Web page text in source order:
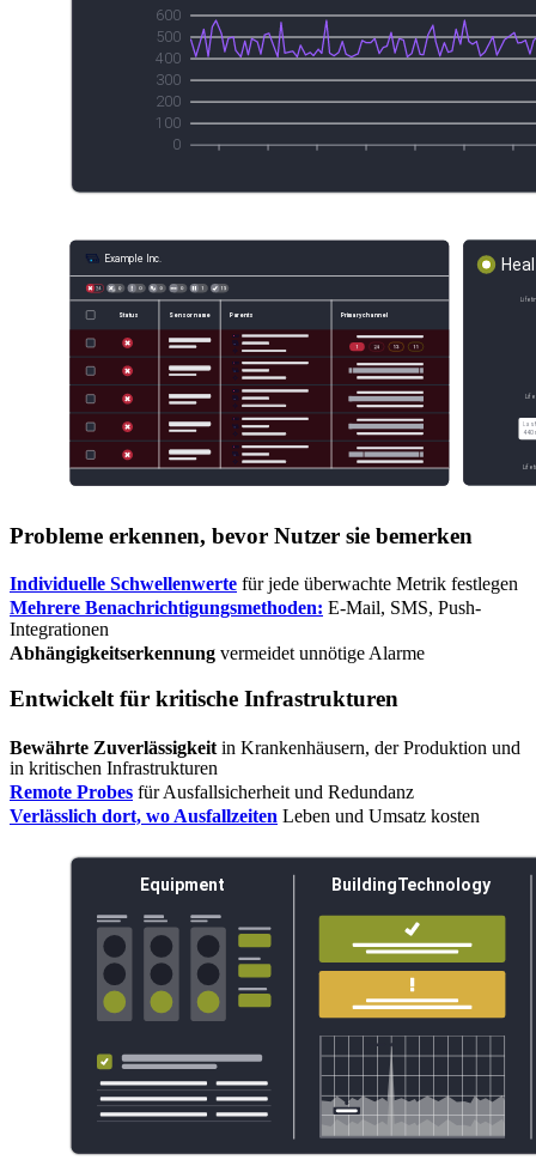
Probleme erkennen, bevor Nutzer sie bemerken
Individuelle Schwellenwerte für jede überwachte Metrik festlegen
Mehrere Benachrichtigungsmethoden: E-Mail, SMS, Push-
Integrationen
Abhängigkeitserkennung vermeidet unnötige Alarme
Entwickelt für kritische Infrastrukturen
Bewährte Zuverlässigkeit in Krankenhäusern, der Produktion und
in kritischen Infrastrukturen
Remote Probes für Ausfallsicherheit und Redundanz
Verlässlich dort, wo Ausfallzeiten Leben und Umsatz kosten